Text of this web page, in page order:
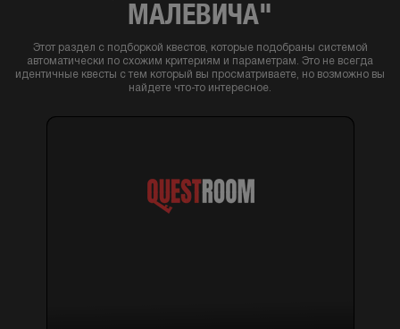
МАЛЕВИЧА"
Этот раздел с подборкой квестов, которые подобраны системой
автоматически по схожим критериям и параметрам. Это не всегда
идентичные квесты с тем который вы просматриваете, но возможно вы
найдете что-то интересное.